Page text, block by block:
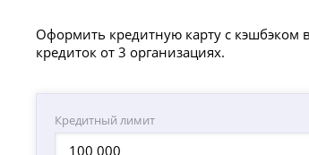
Оформить кредитную карту с кэшбэком
кредиток от 3 организациях.
Кредитный лимит